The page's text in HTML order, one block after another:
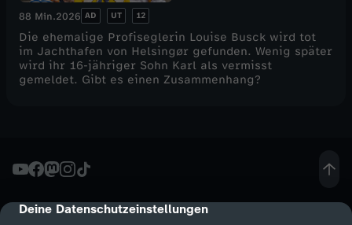
cmp-dialog-description
Deine Datenschutzeinstellungen
88 Min.2026 AD UT 12
Die ehemalige Profiseglerin Louise Busck wird tot
im Jachthafen von Helsingør gefunden. Wenig später
wird ihr 16-jähriger Sohn Karl als vermisst
gemeldet. Gibt es einen Zusammenhang?